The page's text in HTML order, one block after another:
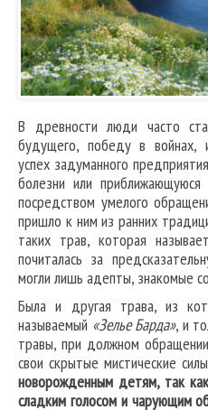
В древности люди часто
будущего, победу в войнах,
успех задуманного
болезни или
посредством умелого
пришло к ним из ранних
таких трав, которая
почиталась за
могли лишь адепты, знакомые
Была и другая трава, из
называемый «Зелье Барда», и
травы, при должном
свои скрытые мистические
новорожденным детям, так
сладким голосом и чарующим